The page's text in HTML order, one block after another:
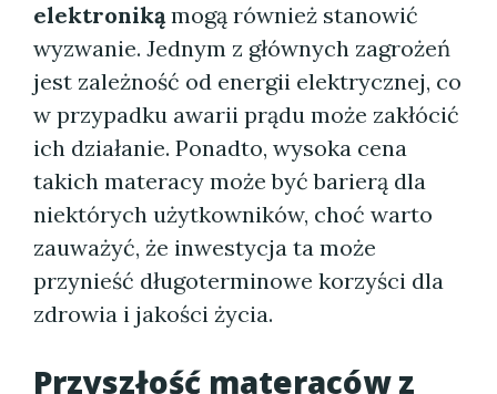
elektronikąmogą również stanowić
wyzwanie. Jednym z głównych zagrożeń
jest zależność od energii elektrycznej, co
w przypadku awarii prądu może zakłócić
ich działanie. Ponadto, wysoka cena
takich materacy może być barierą dla
niektórych użytkowników, choć warto
zauważyć, że inwestycja ta może
przynieść długoterminowe korzyści dla
zdrowia i jakości życia.
Przyszłość materaców z